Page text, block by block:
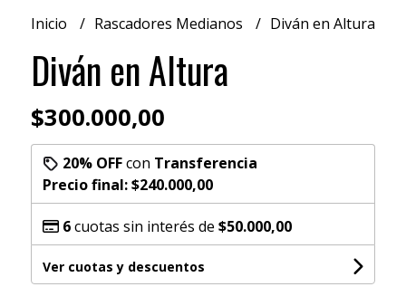
Inicio Rascadores Medianos Diván en Altura
Diván en Altura
$300.000,00
20% OFFcon Transferencia
Precio final:$240.000,00
6cuotas sin interés de $50.000,00
Ver cuotas y descuentos